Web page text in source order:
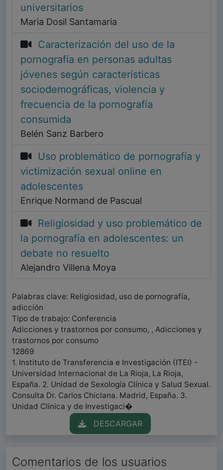
universitarios
Maria Dosil Santamaria
Caracterización del uso de la
pornografía en personas adultas
jóvenes según características
sociodemográficas, violencia y
frecuencia de la pornografía
consumida
Belén Sanz Barbero
Uso problemático de pornografía y
victimización sexual online en
adolescentes
Enrique Normand de Pascual
Religiosidad y uso problemático de
la pornografía en adolescentes: un
debate no resuelto
Alejandro Villena Moya
Palabras clave: Religiosidad, uso de pornografía,
adicción
Tipo de trabajo: Conferencia
Adicciones y trastornos por consumo, , Adicciones y
trastornos por consumo
12869
1. Instituto de Transferencia e Investigación (ITEI) -
Universidad Internacional de La Rioja, La Rioja,
España. 2. Unidad de Sexología Clínica y Salud Sexual.
Consulta Dr. Carlos Chiclana. Madrid, España. 3.
Unidad Clínica y de Investigaci�
DESCARGAR
Comentarios de los usuarios